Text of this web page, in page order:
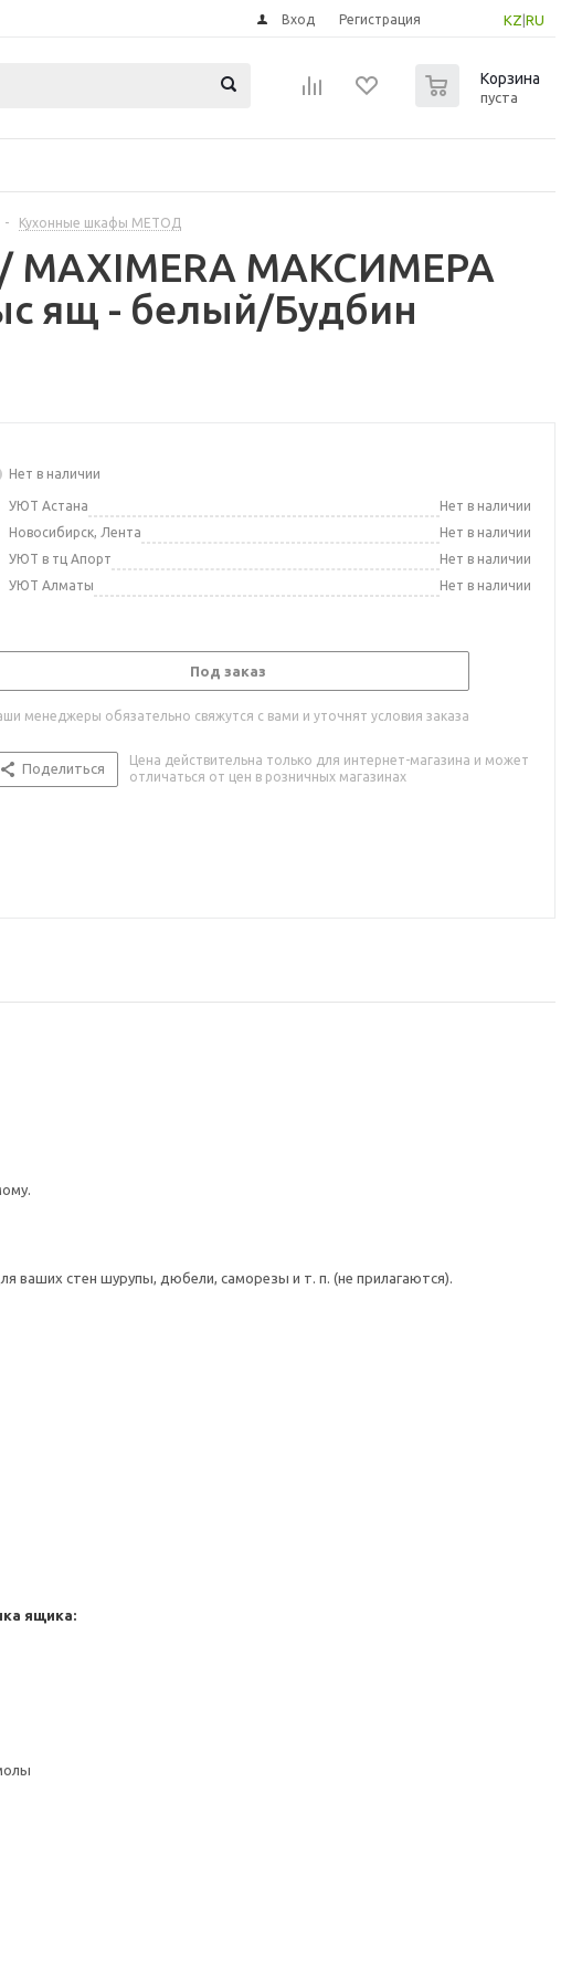
KZ RU
Вход Регистрация
Корзина
пуста
- Кухонные шкафы МЕТОД
/ MAXIMERA МАКСИМЕРА
ящ - белый/Будбин
Нет в наличии
УЮТ Астана
Нет в наличии
Новосибирск, Лента
Нет в наличии
УЮТ в тц Апорт
Нет в наличии
УЮТ Алматы
Нет в наличии
Под заказ
менеджеры обязательно свяжутся с вами и уточнят условия заказа
Поделиться
Цена действительна только для интернет-магазина и может
отличаться от цен в розничных магазинах
ваших стен шурупы, дюбели, саморезы и т. п. (не прилагаются).
ящика: